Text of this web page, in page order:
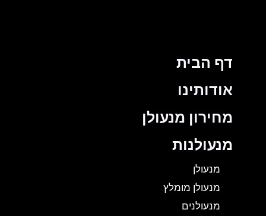
דף הבית
אודותינו
מחירון מנעולן
מנעולנות
מנעולן
מנעולן מומלץ
מנעולנים